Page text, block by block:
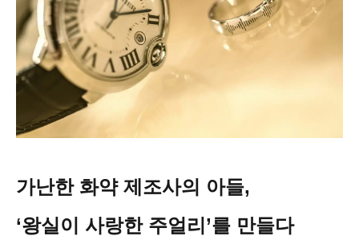
가난한 화약 제조사의 아들,
‘왕실이 사랑한 주얼리’를 만들다